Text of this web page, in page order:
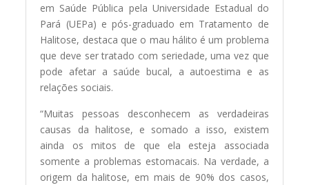
em Saúde Pública pela Universidade Estadual do
Pará (UEPa) e pós-graduado em Tratamento de
Halitose, destaca que o mau hálito é um problema
que deve ser tratado com seriedade, uma vez que
pode afetar a saúde bucal, a autoestima e as
relações sociais.
“Muitas pessoas desconhecem as verdadeiras
causas da halitose, e somado a isso, existem
ainda os mitos de que ela esteja associada
somente a problemas estomacais. Na verdade, a
origem da halitose, em mais de 90% dos casos,